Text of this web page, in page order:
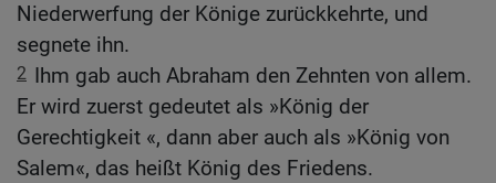
Niederwerfung der Könige zurückkehrte, und
segnete ihn.
2 Ihm gab auch Abraham den Zehnten von allem.
Er wird zuerst gedeutet als »König der
Gerechtigkeit «, dann aber auch als »König von
Salem«, das heißt König des Friedens.